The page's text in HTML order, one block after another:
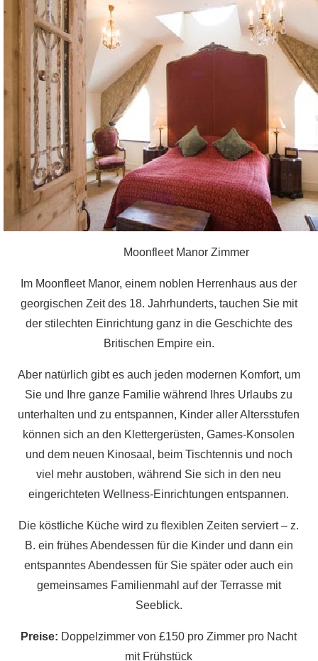
Moonfleet Manor Zimmer
Im Moonfleet Manor, einem noblen Herrenhaus aus der
georgischen Zeit des 18. Jahrhunderts, tauchen Sie mit
der stilechten Einrichtung ganz in die Geschichte des
Britischen Empire ein.
Aber natürlich gibt es auch jeden modernen Komfort, um
Sie und Ihre ganze Familie während Ihres Urlaubs zu
unterhalten und zu entspannen, Kinder aller Altersstufen
können sich an den Klettergerüsten, Games-Konsolen
und dem neuen Kinosaal, beim Tischtennis und noch
viel mehr austoben, während Sie sich in den neu
eingerichteten Wellness-Einrichtungen entspannen.
Die köstliche Küche wird zu flexiblen Zeiten serviert – z.
B. ein frühes Abendessen für die Kinder und dann ein
entspanntes Abendessen für Sie später oder auch ein
gemeinsames Familienmahl auf der Terrasse mit
Seeblick.
Preise: Doppelzimmer von £150 pro Zimmer pro Nacht
mit Frühstück